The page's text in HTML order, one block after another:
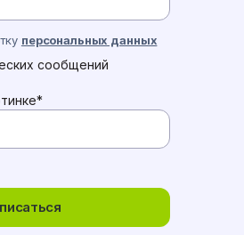
персональных данных
сообщений
*